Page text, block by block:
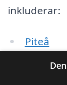
inkluderar:
Piteå
Boden